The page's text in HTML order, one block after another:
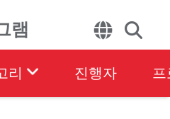
램
리 진행자